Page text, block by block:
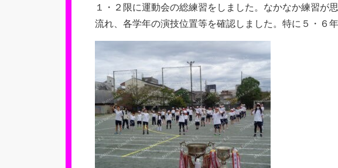
１・２限に運動会の総練習をしました。なかなか練習が
流れ、各学年の演技位置等を確認しました。特に５・６